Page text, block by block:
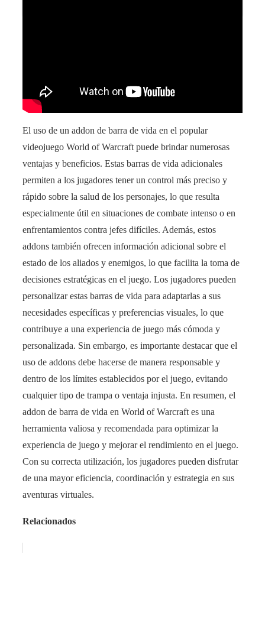
El uso de un addon de barra de vida en el popular
videojuego World of Warcraft puede brindar numerosas
ventajas y beneficios. Estas barras de vida adicionales
permiten a los jugadores tener un control más preciso y
rápido sobre la salud de los personajes, lo que resulta
especialmente útil en situaciones de combate intenso o en
enfrentamientos contra jefes difíciles. Además, estos
addons también ofrecen información adicional sobre el
estado de los aliados y enemigos, lo que facilita la toma de
decisiones estratégicas en el juego. Los jugadores pueden
personalizar estas barras de vida para adaptarlas a sus
necesidades específicas y preferencias visuales, lo que
contribuye a una experiencia de juego más cómoda y
personalizada. Sin embargo, es importante destacar que el
uso de addons debe hacerse de manera responsable y
dentro de los límites establecidos por el juego, evitando
cualquier tipo de trampa o ventaja injusta. En resumen, el
addon de barra de vida en World of Warcraft es una
herramienta valiosa y recomendada para optimizar la
experiencia de juego y mejorar el rendimiento en el juego.
Con su correcta utilización, los jugadores pueden disfrutar
de una mayor eficiencia, coordinación y estrategia en sus
aventuras virtuales.
Relacionados